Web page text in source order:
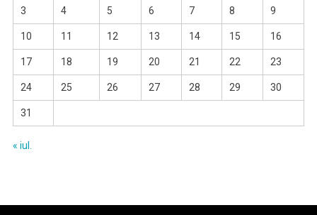
3 4 5 6 7 8 9
10 11 12 13 14 15 16
17 18 19 20 21 22 23
24 25 26 27 28 29 30
31
« iul.